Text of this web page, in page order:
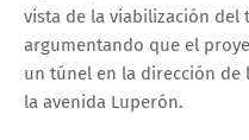
vista de la viabilización del
argumentando que el
un túnel en la dirección de
la avenida Luperón.